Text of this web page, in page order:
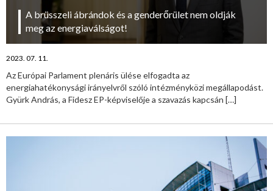
A brüsszeli ábrándok és a genderőrület nem oldják
meg az energiaválságot!
2023. 07. 11.
Az Európai Parlament plenáris ülése elfogadta az
energiahatékonysági irányelvről szóló intézményközi megállapodást.
Gyürk András, a Fidesz EP-képviselője a szavazás kapcsán […]